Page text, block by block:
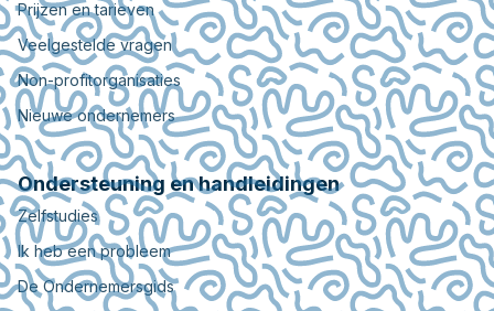
Prijzen en tarieven
Veelgestelde vragen
Non-profitorganisaties
Nieuwe ondernemers
Ondersteuning en handleidingen
Zelfstudies
Ik heb een probleem
De Ondernemersgids